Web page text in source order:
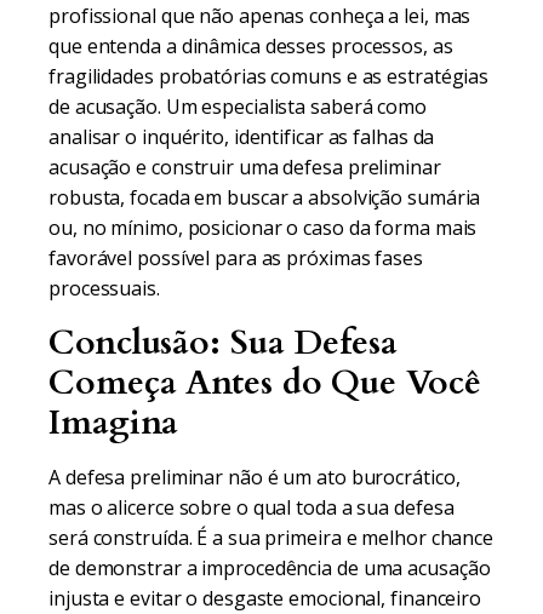
profissional que não apenas conheça a lei, mas
que entenda a dinâmica desses processos, as
fragilidades probatórias comuns e as estratégias
de acusação. Um especialista saberá como
analisar o inquérito, identificar as falhas da
acusação e construir uma defesa preliminar
robusta, focada em buscar a absolvição sumária
ou, no mínimo, posicionar o caso da forma mais
favorável possível para as próximas fases
processuais.
Conclusão: Sua Defesa
Começa Antes do Que Você
Imagina
A defesa preliminar não é um ato burocrático,
mas o alicerce sobre o qual toda a sua defesa
será construída. É a sua primeira e melhor chance
de demonstrar a improcedência de uma acusação
injusta e evitar o desgaste emocional, financeiro